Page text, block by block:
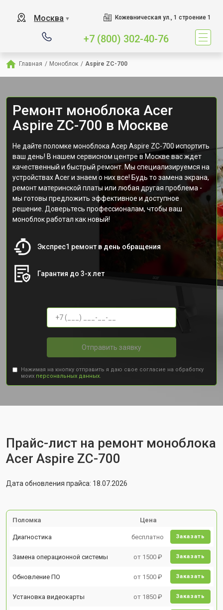
Москва ▼ Кожевническая ул., 1 строение 1
+7 (800) 302-40-76
Главная / Моноблок / Aspire ZC-700
Ремонт моноблока Acer
Aspire ZC-700 в Москве
Не дайте поломке моноблока Асер Aspire ZC-700 испортить
ваш день! В нашем сервисном центре в Москве вас ждет
качественный и быстрый ремонт. Мы специализируемся на
устройствах Acer и знаем о них все! Будь то замена экрана,
ремонт материнской платы или любая другая проблема -
мы готовы предложить эффективное и доступное
решение. Доверьтесь профессионалам, чтобы ваш
моноблок работал как новый!
Экспрес1 ремонт в день обращения
Гарантия до 3-х лет
Отправить заявку
Нажимая на кнопку отправить я даю свое согласие на обработку
моих персональных данных.
Прайс-лист на ремонт моноблока
Acer Aspire ZC-700
Дата обновления прайса: 18.07.2026
Поломка Цена
Диагностика бесплатно Заказать
Замена операционной системы от 1500 ₽ Заказать
Обновление ПО от 1500 ₽ Заказать
Установка видеокарты от 1850 ₽ Заказать